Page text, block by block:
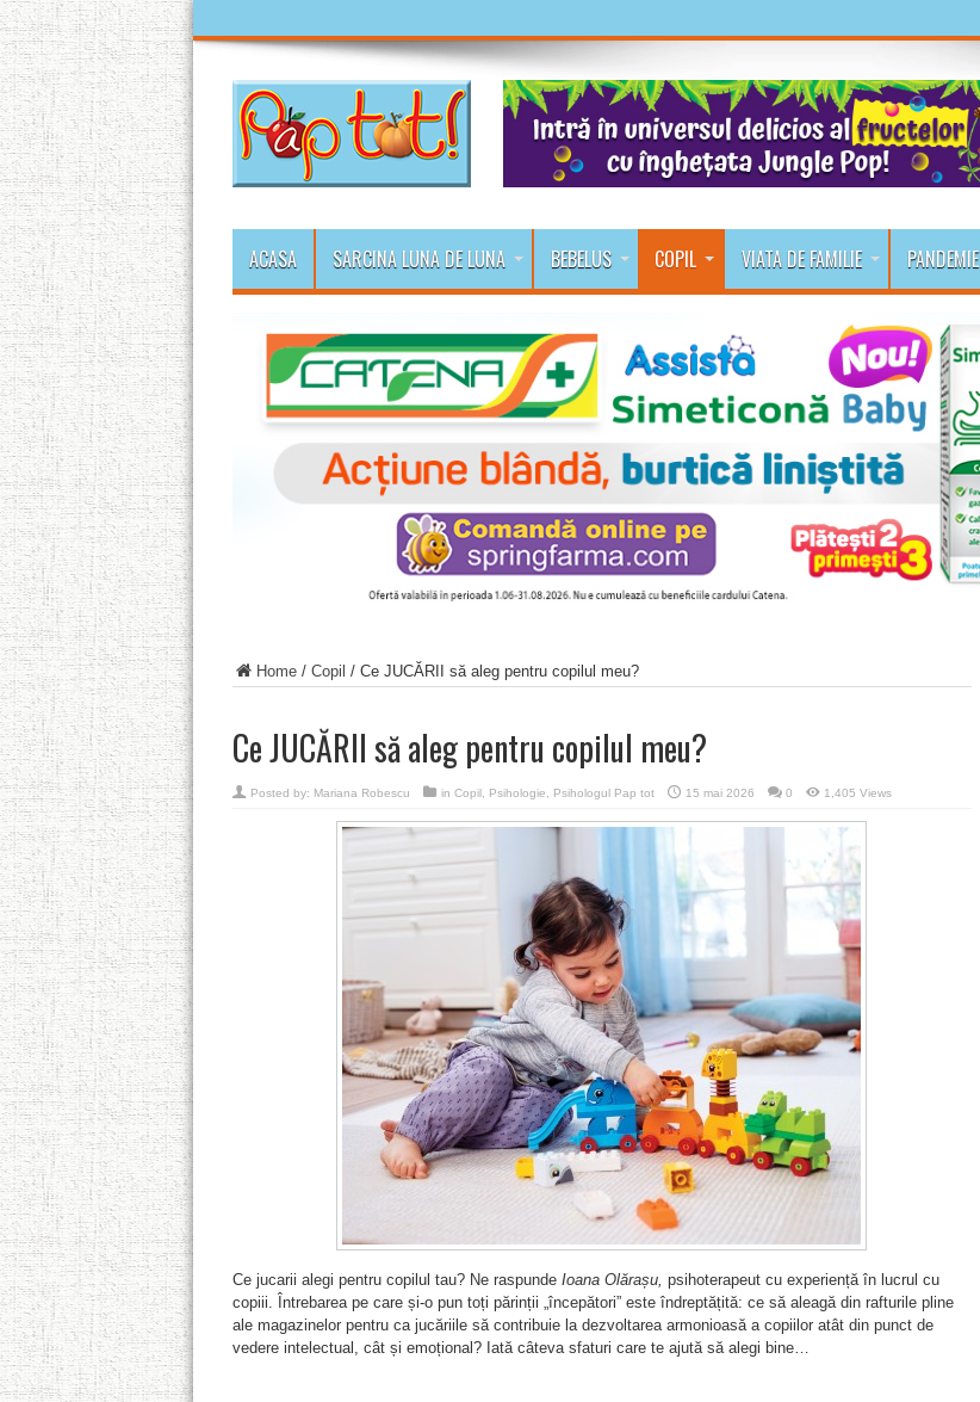
ACASA SARCINA LUNA DE LUNA BEBELUS COPIL VIATA DE FAMILIE PANDEMIE
Home/ Copil / Ce JUCĂRII să aleg pentru copilul meu?
Ce JUCĂRII să aleg pentru copilul meu?
Posted by: Mariana Robescu in Copil, Psihologie Psihologul Pap tot 15 mai 2026 0 1,405 Views
Ce jucarii alegi pentru copilul tau? Ne raspundeIoana Olărașu, psihoterapeut cu experiență în lucrul cu
copiii. Întrebarea pe care și-o pun toți părinții „începători” este îndreptățită: ce să aleagă din rafturile pline
ale magazinelor pentru ca jucăriile să contribuie la dezvoltarea armonioasă a copiilor atât din punct de
vedere intelectual, cât și emoțional? Iată câteva sfaturi care te ajută să alegi bine…